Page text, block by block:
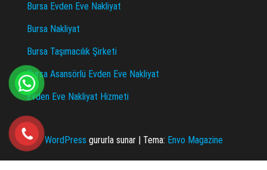
Bursa Evden Eve Nakliyat
Bursa Nakliyat
Bursa Taşımacılık Şirketi
Bursa Asansörlü Evden Eve Nakliyat
Evden Eve Nakliyat Hizmeti
WordPress gururla sunar | Tema: Envo Magazine